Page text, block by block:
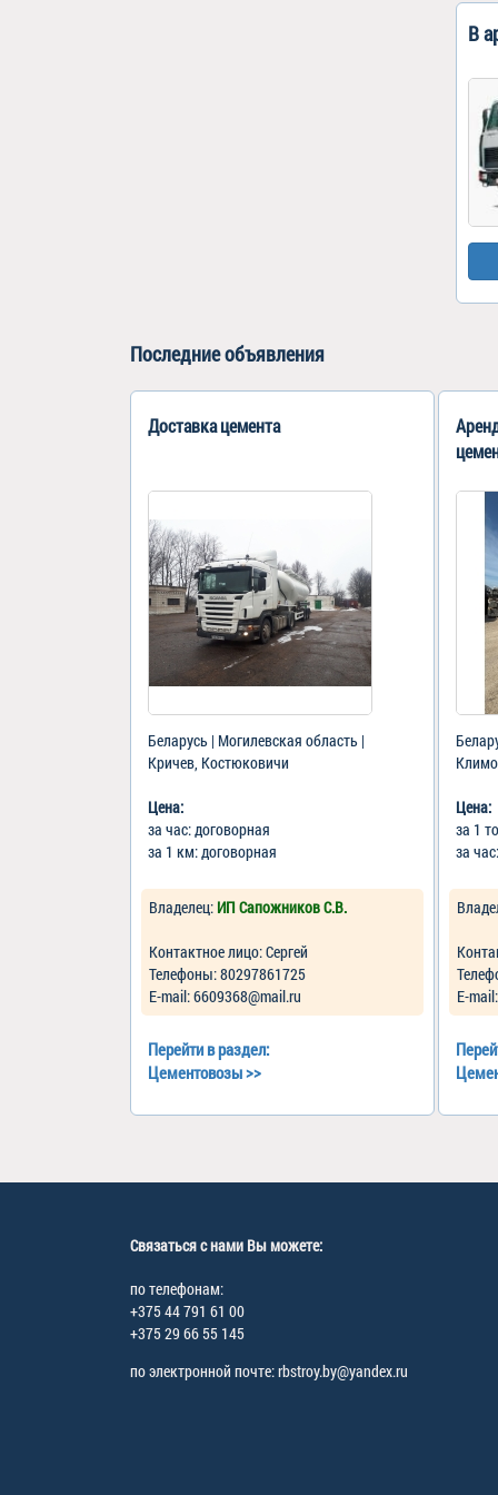
В
Последние объявления
Доставка цемента
Беларусь | Могилевская область |
Кричев, Костюковичи
Цена:
за час: договорная
за 1 км: договорная
Владелец: ИП Сапожников С.В.
Контактное лицо: Сергей
Телефоны: 80297861725
Е-mail: 6609368@mail.ru
Перейти в раздел:
Цементовозы>>
Цена:
за 1
за
Е-
Связаться с нами Вы можете:
по телефонам:
+375 44 791 61 00
+375 29 66 55 145
по электронной почте: rbstroy.by@yandex.ru